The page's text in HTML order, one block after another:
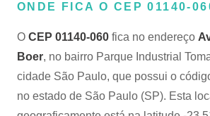
ONDE FICA O CEP 01140-
O CEP 01140-060 fica no endereço
Boer, no bairro Parque Industrial
cidade São Paulo, que possui o
no estado de São Paulo (SP). Esta